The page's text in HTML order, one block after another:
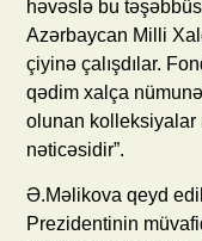
həvəslə bu
Azərbaycan Milli
çiyinə çalışdılar.
qədim xalça
olunan kolleksiyalar
nəticəsidir”.
Ə.Məlikova qeyd
Prezidentinin